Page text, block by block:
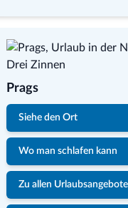
Prags
Siehe den Ort
Wo man schlafen kann
Zu allen